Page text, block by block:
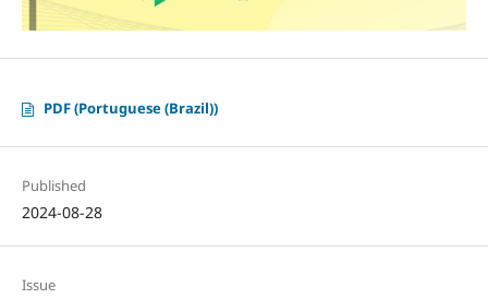
PDF (Portuguese (Brazil))
Published
2024-08-28
Issue